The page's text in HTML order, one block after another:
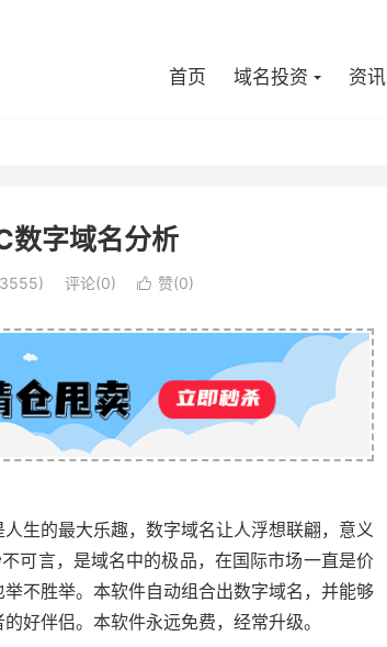
首页 域名投资 资讯
数字域名分析
评论(0)  赞(0)
生的最大乐趣，数字域名让人浮想联翩，意义
可言，是域名中的极品，在国际市场一直是价
不胜举。本软件自动组合出数字域名，并能够
好伴侣。本软件永远免费，经常升级。